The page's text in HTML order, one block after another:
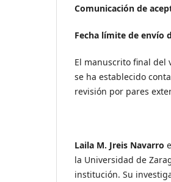
Comunicación de
Fecha límite de envío
El manuscrito final del
se ha establecido
revisión por pares
Laila M. Jreis Navarro
la Universidad de
institución. Su